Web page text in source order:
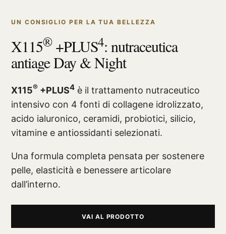
UN CONSIGLIO PER LA TUA BELLEZZA
X115®+PLUS4: nutraceutica
antiage Day & Night
X115® +PLUS4 è il trattamento nutraceutico
intensivo con 4 fonti di collagene idrolizzato,
acido ialuronico, ceramidi, probiotici, silicio,
vitamine e antiossidanti selezionati.
Una formula completa pensata per sostenere
pelle, elasticità e benessere articolare
dall’interno.
VAI AL PRODOTTO